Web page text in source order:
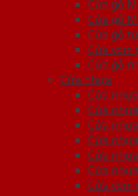
Cửa gỗ
Cửa gỗ
Cửa gỗ
Cửa vòm
Cửa gỗ
Cửa nhựa
Cửa
Cửa
Cửa
Cửa
Cửa
Cửa
Cửa vòm